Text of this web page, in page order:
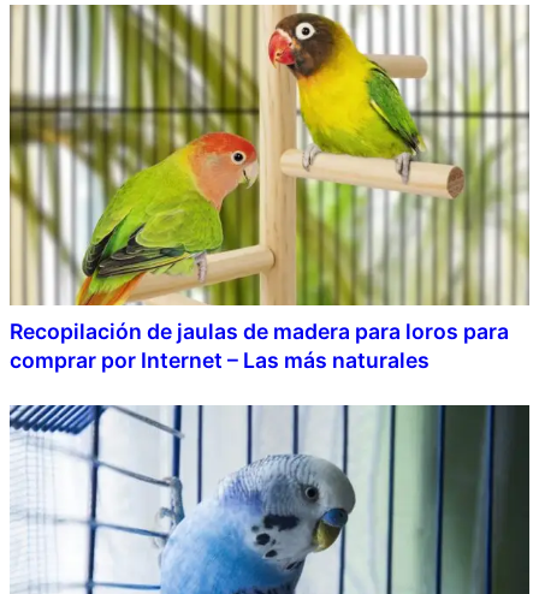
Recopilación de jaulas de madera para loros para
comprar por Internet – Las más naturales